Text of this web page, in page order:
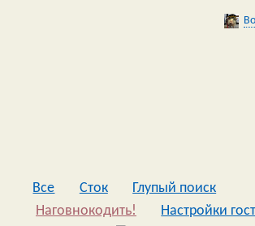
Все Сток
Глупый поиск
Наговнокодить!
Настройки